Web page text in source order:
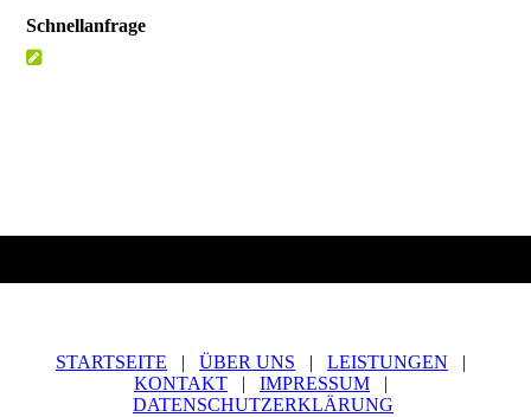
Schnellanfrage
STARTSEITE | ÜBER UNS | LEISTUNGEN |
KONTAKT | IMPRESSUM |
DATENSCHUTZERKLÄRUNG